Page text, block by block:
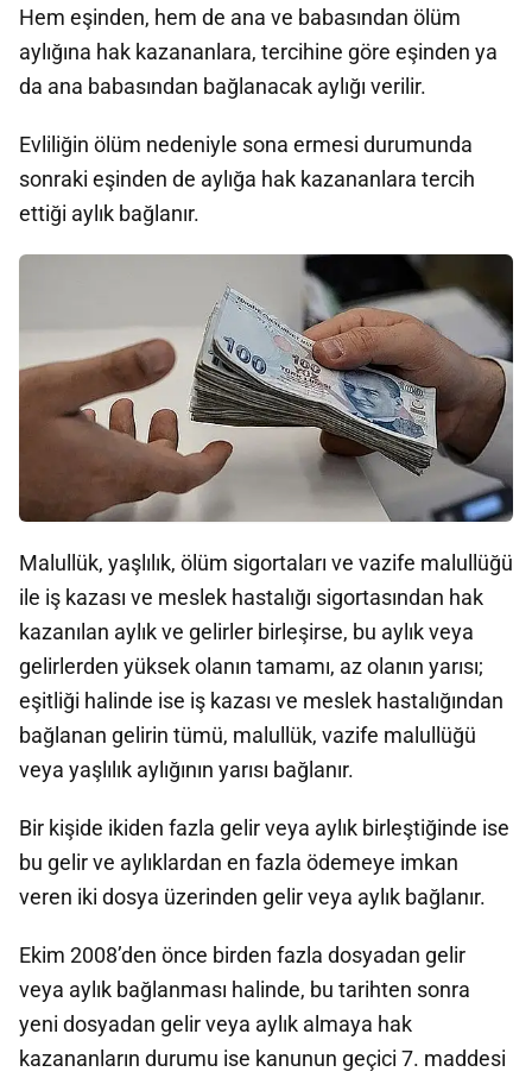
Hem eşinden, hem de ana ve babasından ölüm
aylığına hak kazananlara, tercihine göre eşinden ya
da ana babasından bağlanacak aylığı verilir.
Evliliğin ölüm nedeniyle sona ermesi durumunda
sonraki eşinden de aylığa hak kazananlara tercih
ettiği aylık bağlanır.
Malullük, yaşlılık, ölüm sigortaları ve vazife malullüğü
ile iş kazası ve meslek hastalığı sigortasından hak
kazanılan aylık ve gelirler birleşirse, bu aylık veya
gelirlerden yüksek olanın tamamı, az olanın yarısı;
eşitliği halinde ise iş kazası ve meslek hastalığından
bağlanan gelirin tümü, malullük, vazife malullüğü
veya yaşlılık aylığının yarısı bağlanır.
Bir kişide ikiden fazla gelir veya aylık birleştiğinde ise
bu gelir ve aylıklardan en fazla ödemeye imkan
veren iki dosya üzerinden gelir veya aylık bağlanır.
Ekim 2008’den önce birden fazla dosyadan gelir
veya aylık bağlanması halinde, bu tarihten sonra
yeni dosyadan gelir veya aylık almaya hak
kazananların durumu ise kanunun geçici 7. maddesi